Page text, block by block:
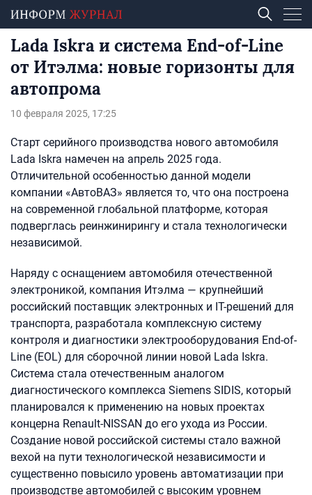
Lada Iskra и система End-of-Line
от Итэлма: новые горизонты для
автопрома
10 февраля 2025, 17:25
Старт серийного производства нового автомобиля
Lada Iskra намечен на апрель 2025 года.
Отличительной особенностью данной модели
компании «АвтоВАЗ» является то, что она построена
на современной глобальной платформе, которая
подверглась реинжинирингу и стала технологически
независимой.
Наряду с оснащением автомобиля отечественной
электроникой, компания Итэлма — крупнейший
российский поставщик электронных и IT-решений для
транспорта, разработала комплексную систему
контроля и диагностики электрооборудования End-of-
Line (EOL) для сборочной линии новой Lada Iskra.
Система стала отечественным аналогом
диагностического комплекса Siemens SIDIS, который
планировался к применению на новых проектах
концерна Renault-NISSAN до его ухода из России.
Создание новой российской системы стало важной
вехой на пути технологической независимости и
существенно повысило уровень автоматизации при
производстве автомобилей с высоким уровнем